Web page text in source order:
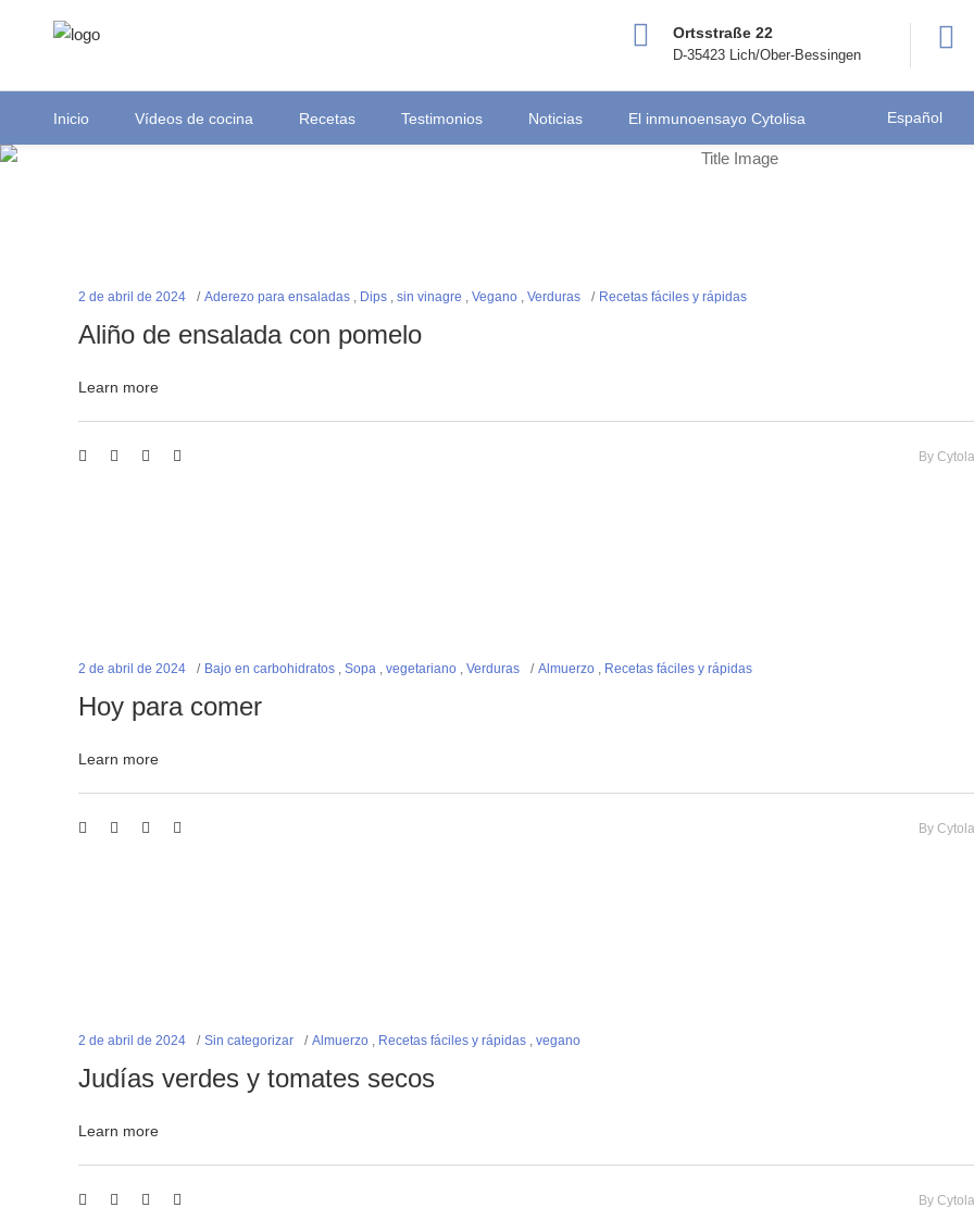
Ortsstraße 22
D-35423 Lich/Ober-Bessingen
Inicio Vídeos de cocina Recetas Testimonios Noticias El inmunoensayo Cytolisa Español
2 de abril de 2024 Aderezo para ensaladas , Dips , sin vinagre , Vegano , Verduras Recetas fáciles y rápidas
Aliño de ensalada con pomelo
Learn more
By
2 de abril de 2024 Bajo en carbohidratos , Sopa , vegetariano , Verduras Almuerzo , Recetas fáciles y rápidas
Hoy para comer
Learn more
By
2 de abril de 2024 Sin categorizar Almuerzo , Recetas fáciles y rápidas , vegano
Judías verdes y tomates secos
Learn more
By